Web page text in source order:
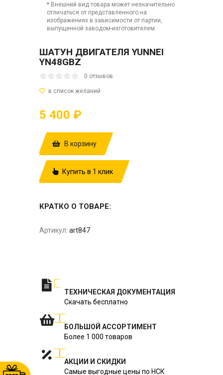
* Внешний вид товара может незначительно
отличаться от представленного на
изображениях в зависимости от партии,
выпущенной заводом-изготовителем.
ШАТУН ДВИГАТЕЛЯ YUNNEI
YN48GBZ
0 отзывов
5 400 ₽
В корзину
Купить в 1 клик
КРАТКО О ТОВАРЕ:
Артикул: art847
ТЕХНИЧЕСКАЯ ДОКУМЕНТАЦИЯ
Скачать бесплатно
БОЛЬШОЙ АССОРТИМЕНТ
Более 1 000 товаров
АКЦИИ И СКИДКИ
Самые выгодные цены по НСК